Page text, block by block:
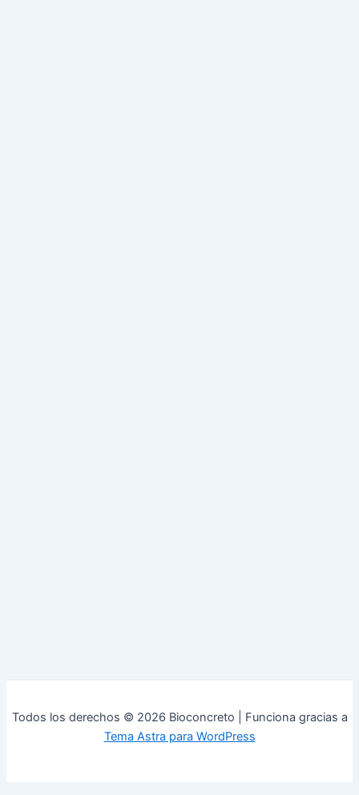
Todos los derechos © 2026 Bioconcreto | Funciona gracias a
Tema Astra para WordPress